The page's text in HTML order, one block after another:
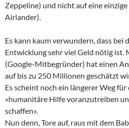
Zeppeline) und nicht auf eine
Airlander).
Es kann kaum verwundern, dass bei
Entwicklung sehr viel Geld nötig ist.
(Google-Mitbegründer) hat einen
auf bis zu 250 Millionen geschätzt
Es scheint noch ein längerer Weg
«humanitäre Hilfe voranzutreiben
schaffen».
Nun denn, Tore auf, raus mit dem